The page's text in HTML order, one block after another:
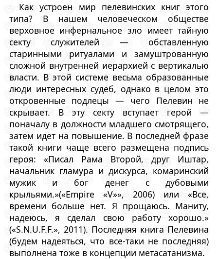
Как устроен мир пелевинских книг этого
типа? В нашем человеческом обществе
верховное инфернальное зло имеет тайную
секту служителей — обставленную
старинными ритуалами и замуштрованную
сложной внутренней иерархией с вертикалью
власти. В этой системе весьма образованные
люди интересных судеб, однако в целом это
откровенные подлецы — чего Пелевин не
скрывает. В эту секту вступает герой —
поначалу в должности младшего смотрящего,
затем идет на повышение. В последней фразе
такой книги чаще всего размещена подпись
героя: «Писал Рама Второй, друг Иштар,
начальник гламура и дискурса, комаринский
мужик и бог денег с дубовыми
крыльями.»(«Empire «V»», 2006) или «Все,
времени больше нет. Я прощаюсь. Маниту,
надеюсь, я сделал свою работу хорошо.»
(«S.N.U.F.F.», 2011). Последняя книга Пелевина
(будем надеяться, что все-таки не последняя)
выполнена тоже в концепции метасатанизма.